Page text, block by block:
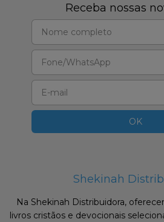
Receba nossas
Shekinah
Na Shekinah Distribuidora,
livros cristãos e devocionais